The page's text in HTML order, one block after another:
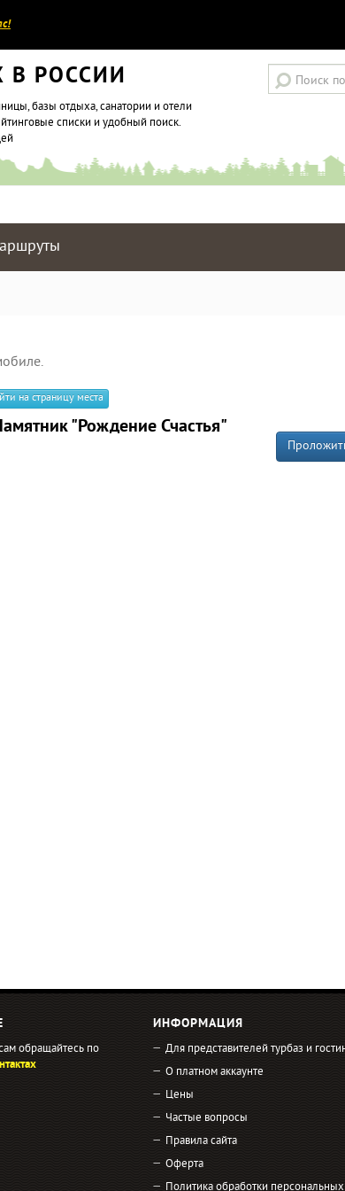
В РОССИИ
базы отдыха, санатории и отели
списки и удобный поиск.
на страницу места
"Рождение Счастья"
обращайтесь по
ИНФОРМАЦИЯ
Для представителей турбаз и
О платном аккаунте
Цены
Частые вопросы
Правила сайта
Оферта
Политика обработки